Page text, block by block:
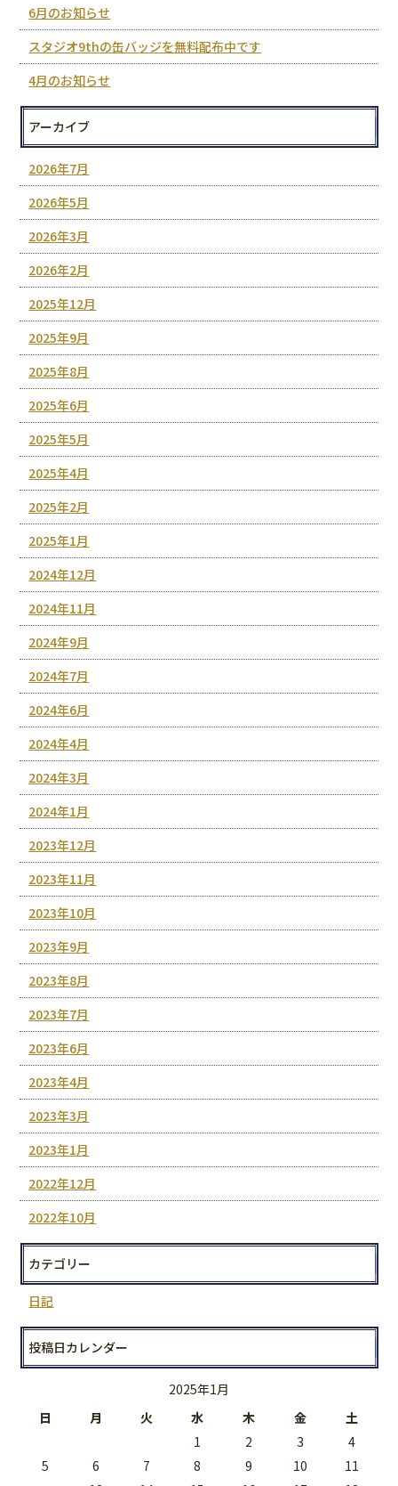
6月のお知らせ
スタジオ9thの缶バッジを無料配布中です
4月のお知らせ
アーカイブ
2026年7月
2026年5月
2026年3月
2026年2月
2025年12月
2025年9月
2025年8月
2025年6月
2025年5月
2025年4月
2025年2月
2025年1月
2024年12月
2024年11月
2024年9月
2024年7月
2024年6月
2024年4月
2024年3月
2024年1月
2023年12月
2023年11月
2023年10月
2023年9月
2023年8月
2023年7月
2023年6月
2023年4月
2023年3月
2023年1月
2022年12月
2022年10月
カテゴリー
日記
投稿日カレンダー
2025年1月
日
月 火 水 木 金
土
1
2 3
4
5
6 7 8 9 10
11